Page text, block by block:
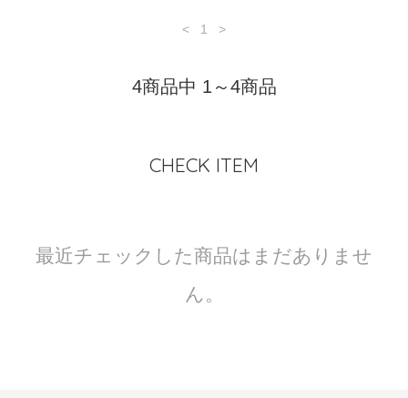
< 1 >
4商品中 1～4商品
CHECK ITEM
最近チェックした商品はまだありませ
ん。